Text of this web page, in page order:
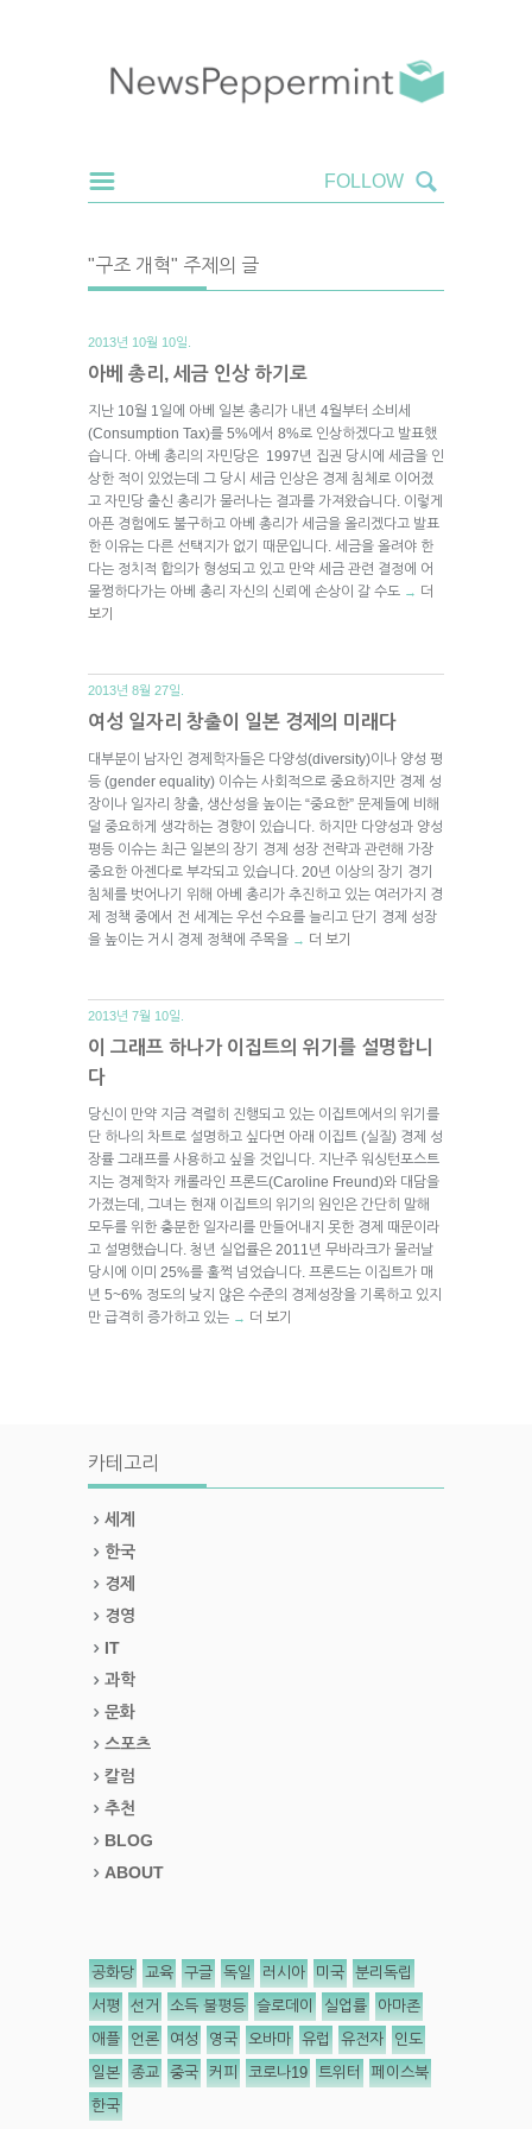
"구조 개혁" 주제의 글
2013년 10월 10일.
아베 총리, 세금 인상 하기로
지난 10월 1일에 아베 일본 총리가 내년 4월부터 소비세
(Consumption Tax)를 5%에서 8%로 인상하겠다고 발표했
습니다. 아베 총리의 자민당은 1997년 집권 당시에 세금을 인
상한 적이 있었는데 그 당시 세금 인상은 경제 침체로 이어졌
고 자민당 출신 총리가 물러나는 결과를 가져왔습니다. 이렇게
아픈 경험에도 불구하고 아베 총리가 세금을 올리겠다고 발표
한 이유는 다른 선택지가 없기 때문입니다. 세금을 올려야 한
다는 정치적 합의가 형성되고 있고 만약 세금 관련 결정에 어
물쩡하다가는 아베 총리 자신의 신뢰에 손상이 갈 수도 → 더
보기
2013년 8월 27일.
여성 일자리 창출이 일본 경제의 미래다
대부분이 남자인 경제학자들은 다양성(diversity)이나 양성 평
등 (gender equality) 이슈는 사회적으로 중요하지만 경제 성
장이나 일자리 창출, 생산성을 높이는 “중요한” 문제들에 비해
덜 중요하게 생각하는 경향이 있습니다. 하지만 다양성과 양성
평등 이슈는 최근 일본의 장기 경제 성장 전략과 관련해 가장
중요한 아젠다로 부각되고 있습니다. 20년 이상의 장기 경기
침체를 벗어나기 위해 아베 총리가 추진하고 있는 여러가지 경
제 정책 중에서 전 세계는 우선 수요를 늘리고 단기 경제 성장
을 높이는 거시 경제 정책에 주목을 → 더 보기
2013년 7월 10일.
이 그래프 하나가 이집트의 위기를 설명합니
다
당신이 만약 지금 격렬히 진행되고 있는 이집트에서의 위기를
단 하나의 차트로 설명하고 싶다면 아래 이집트 (실질) 경제 성
장률 그래프를 사용하고 싶을 것입니다. 지난주 워싱턴포스트
지는 경제학자 캐롤라인 프론드(Caroline Freund)와 대담을
가졌는데, 그녀는 현재 이집트의 위기의 원인은 간단히 말해
모두를 위한 충분한 일자리를 만들어내지 못한 경제 때문이라
고 설명했습니다. 청년 실업률은 2011년 무바라크가 물러날
당시에 이미 25%를 훌쩍 넘었습니다. 프론드는 이집트가 매
년 5~6% 정도의 낮지 않은 수준의 경제성장을 기록하고 있지
만 급격히 증가하고 있는 → 더 보기
카테고리
세계
한국
경제
경영
IT
과학
문화
스포츠
칼럼
추천
BLOG
ABOUT
공화당 교육 구글 독일 러시아 미국 분리독립
서평 선거 소득 불평등 슬로데이 실업률 아마존
애플 언론 여성 영국 오바마 유럽 유전자 인도
일본 종교 중국 커피 코로나19 트위터 페이스북
한국